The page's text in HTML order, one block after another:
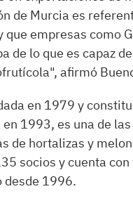
de Murcia es
que empresas como
de lo que es capaz
afirmó
en 1979 y
1993, es una de
de hortalizas y
socios y cuenta
desde 1996.